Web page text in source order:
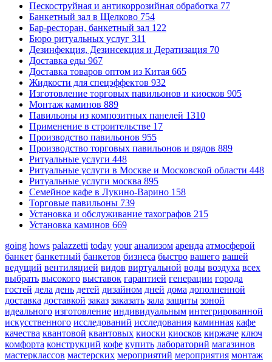
Пескоструйная и антикоррозийная обработка 77
Банкетный зал в Щелково 754
Бар-ресторан, банкетный зал 122
Бюро ритуальных услуг 311
Дезинфекция, Дезинсекция и Дератизация 70
Доставка еды 967
Доставка товаров оптом из Китая 665
Жидкости для спецэффектов 932
Изготовление торговых павильонов и киосков 905
Монтаж каминов 889
Павильоны из композитных панелей 1310
Применение в строительстве 17
Производство павильонов 955
Производство торговых павильонов и рядов 889
Ритуальные услуги 448
Ритуальные услуги в Москве и Московской области 448
Ритуальные услуги москва 895
Семейное кафе в Лукино-Варино 158
Торговые павильоны 739
Установка и обслуживание тахографов 215
Установка каминов 669
going hows palazzetti today your анализом аренда атмосферой
банкет банкетный банкетов бизнеса быстро вашего вашей
ведущий вентиляцией видов виртуальной воды воздуха всех
выбрать высокого выставок гарантией генерации города
гостей дела день детей дизайном дней дома дополненной
доставка доставкой заказ заказать зала защиты зоной
идеального изготовление индивидуальным интегрированной
искусственного исследований исследования каминная кафе
качества квантовой квантовых киоски киосков киржаче ключ
комфорта конструкций кофе купить лабораторий магазинов
мастерклассов мастерских мероприятий мероприятия монтаж